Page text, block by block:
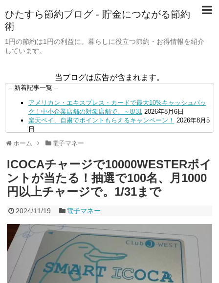
ひたすら節約ブログ - 貯金につながる節約
術
1円の節約は1円の利益に。暮らしに役立つ節約・お得情報を紹介
しています。
当ブログは広告が含まれます。
– 新着記事一覧 –
アメリカン・エキスプレス・カードで最大10%キャッシュバッ
ク！中小企業店舗の対象店舗で。～8/31 2026年8月6日
楽天ペイ、自粛でポイントもらえるキャンペーン！ 2026年8月5
日
元！
2026年8月5日
ードチャージすると5%還元に！ 2026年8月4日
PayPayで500ptもらえる！対象地銀の口座追加などの条件達成
で。9/30まで 2026年8月4日
三井住友カード、はま寿司、ココス、オリーブの丘などでVポイ
ント最大10％還元！さらにVカードクーポンも併用可
月4日
ャンペーン！8/31まで 2026年8月3日
ドコモの銀行で預金残高を10万円以上増加で最大10億dポイント
山分けキャンペーン！～10/31
2026年8月3日
デジタルギフト改悪でいろいろ手数料徴収へ！8/3～
2026年8月
1日
PayPayポイント→Vポイント交換でストア限定の制限を消す方
法
2026年8月1日
ホーム 電子マネー
ICOCAチャージで10000WESTERポイ
ントが当たる！抽選で100名、月1000
円以上チャージで。1/31まで
2024/11/19 電子マネー